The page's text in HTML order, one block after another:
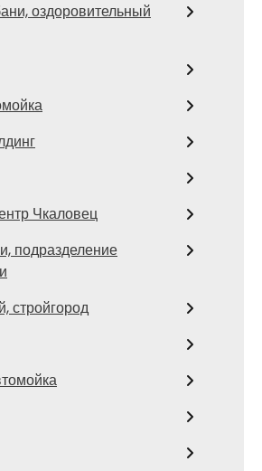
оздоровительный
Чкаловец
подразделение
стройгород